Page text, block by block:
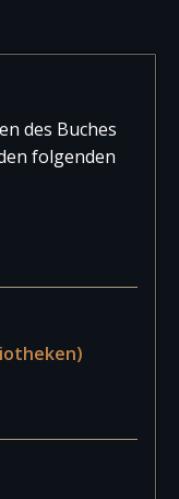
des Buches
folgenden